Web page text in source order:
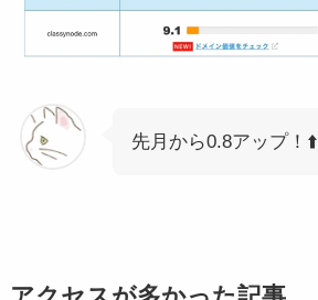
先月から0.8アップ！⬆️